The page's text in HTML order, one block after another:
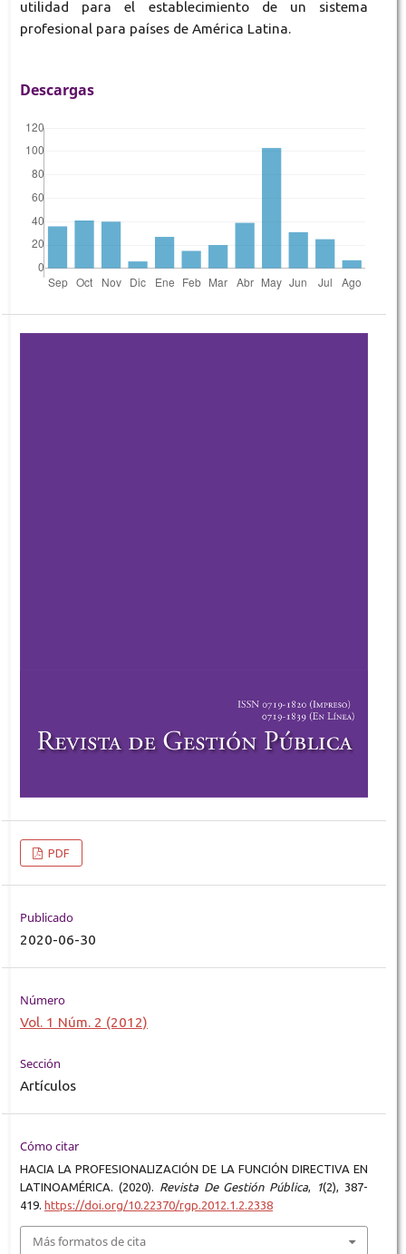
utilidad para el establecimiento de un sistema
profesional para países de América Latina.
Descargas
PDF
Publicado
2020-06-30
Número
Vol. 1 Núm. 2 (2012)
Sección
Artículos
Cómo citar
HACIA LA PROFESIONALIZACIÓN DE LA FUNCIÓN DIRECTIVA EN
LATINOAMÉRICA. (2020). Revista De Gestión Pública, 1(2), 387-
419. https://doi.org/10.22370/rgp.2012.1.2.2338
Más formatos de cita